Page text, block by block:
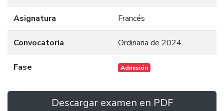
Asignatura Francés
Convocatoria Ordinaria de 2024
Fase Admisión
Descargar examen en PDF